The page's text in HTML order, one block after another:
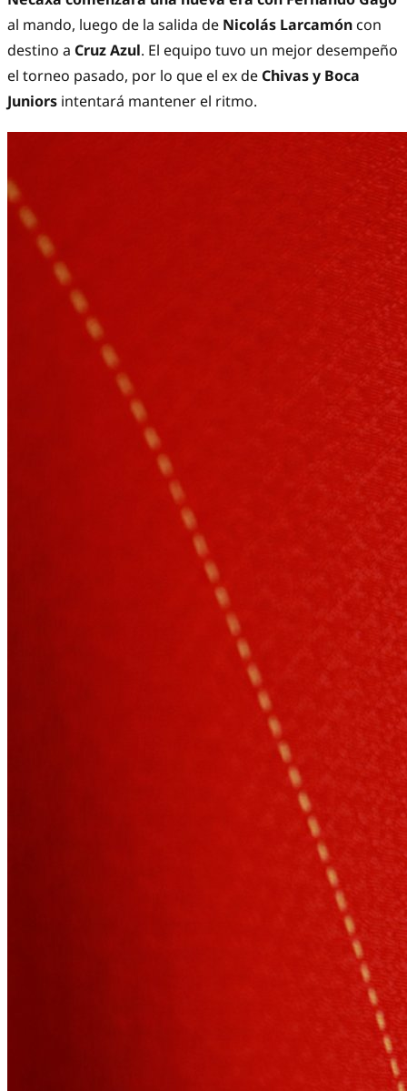
al mando, luego de la salida de Nicolás Larcamón con
destino a Cruz Azul. El equipo tuvo un mejor desempeño
el torneo pasado, por lo que el ex de Chivas y Boca
Juniors intentará mantener el ritmo.